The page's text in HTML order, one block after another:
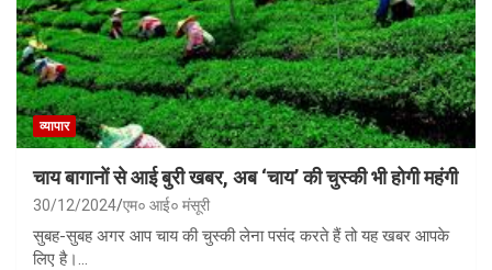
व्यापार
चाय बागानों से आई बुरी खबर, अब ‘चाय’ की चुस्की भी होगी महंगी
30/12/2024 एम० आई० मंसूरी
सुबह-सुबह अगर आप चाय की चुस्की लेना पसंद करते हैं तो यह खबर आपके
लिए है।…